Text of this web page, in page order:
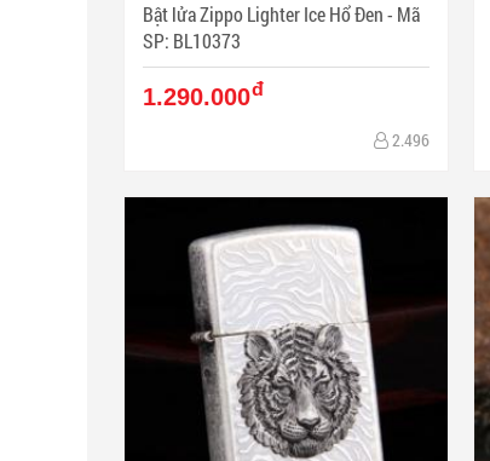
Bật lửa Zippo Lighter Ice Hổ Đen - Mã
SP: BL10373
1.290.000đ
2.496